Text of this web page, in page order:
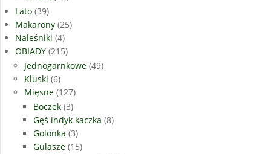
Lato (39)
Makarony (25)
Naleśniki (4)
OBIADY (215)
Jednogarnkowe (49)
Kluski (6)
Mięsne (127)
Boczek (3)
Gęś indyk kaczka (8)
Golonka (3)
Gulasze (15)